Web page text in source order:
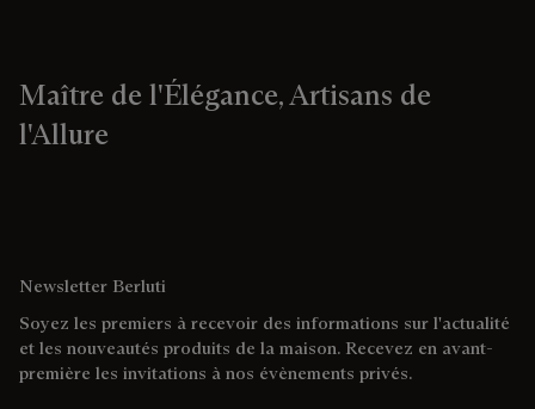
Maître de l'Élégance, Artisans de
l'Allure
Newsletter Berluti
Soyez les premiers à recevoir des informations sur l'actualité
et les nouveautés produits de la maison. Recevez en avant-
première les invitations à nos évènements privés.